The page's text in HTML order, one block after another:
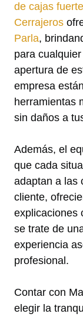
de cajas
Cerrajeros
Parla,
para
apertura de
empresa
herramientas
sin daños a
Además, el
que cada
adaptan a las
cliente,
explicaciones
se trate de
experiencia
profesional.
Contar con
elegir la